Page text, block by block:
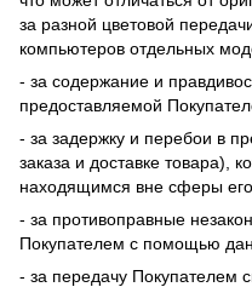
за разной цветовой
компьютеров отдельных
- за содержание и
предоставляемой
- за задержку и перебои в
заказа и доставке товара),
находящимся вне сферы
- за противоправные
Покупателем с помощью
- за передачу Покупателем